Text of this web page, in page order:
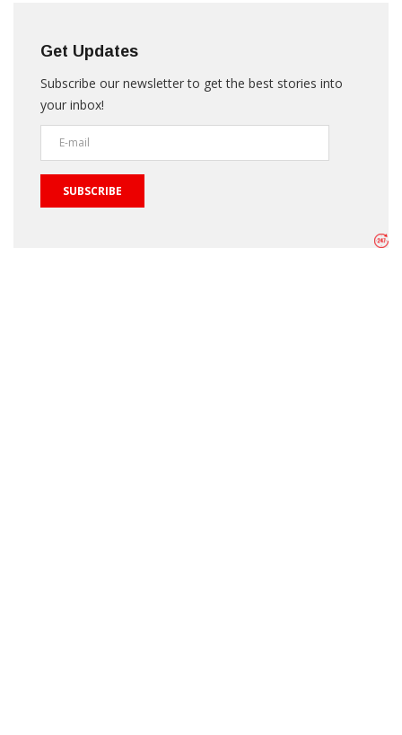
Get Updates
Subscribe our newsletter to get the best stories into
your inbox!
SUBSCRIBE